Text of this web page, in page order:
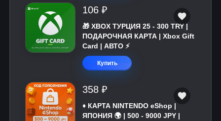
106 ₽
🎁 XBOX ТУРЦИЯ 25 - 300 TRY |
ПОДАРОЧНАЯ КАРТА | Xbox Gift
Card | АВТО ⚡
Купить
358 ₽
♦️ КАРТА NINTENDO eShop |
ЯПОНИЯ 🌍 | 500 - 9000 JPY |